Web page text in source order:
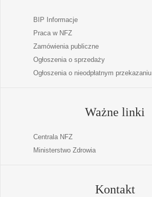
BIP Informacje
Praca w NFZ
Zamówienia publiczne
Ogłoszenia o sprzedaży
Ogłoszenia o nieodpłatnym przekazaniu
Ważne linki
Centrala NFZ
Ministerstwo Zdrowia
Kontakt